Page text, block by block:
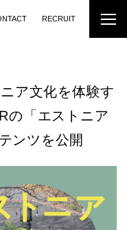
RECRUIT
ア文化を体験す
の「エストニア
ンツを公開